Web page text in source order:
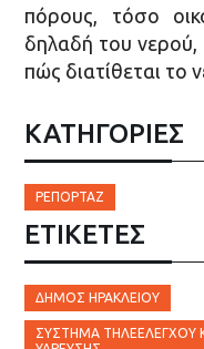
πόρους, τόσο
δηλαδή του νερού,
πώς διατίθεται το
ΚΑΤΗΓΟΡΙΕΣ
ΡΕΠΟΡΤΆΖ
ΕΤΙΚΈΤΕΣ
ΔΉΜΟΣ ΗΡΑΚΛΕΊΟΥ
ΣΎΣΤΗΜΑ ΤΗΛΕΕΛΈΓΧΟΥ